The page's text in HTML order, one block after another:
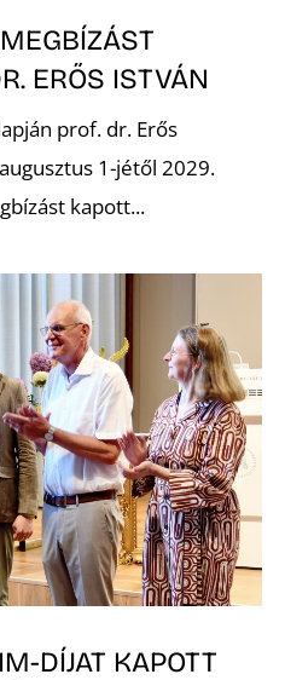
ERŐS ISTVÁN
prof. dr. Erős
1-jétől 2029.
kapott...
DÍJAT KAPOTT